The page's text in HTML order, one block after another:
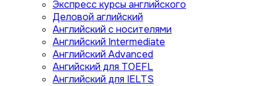
Экспресс курсы английского
Деловой аглийский
Английский с носителями
Английский Intermediate
Английский Advanced
Ангийский для TOEFL
Английский для IELTS